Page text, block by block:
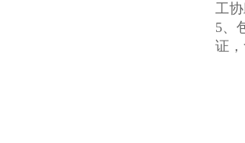
工
5、
证